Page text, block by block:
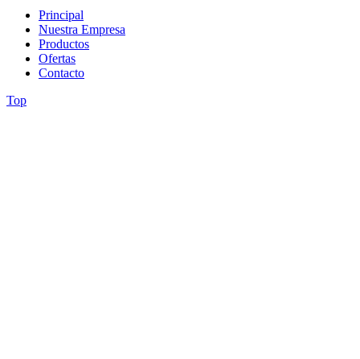
Principal
Nuestra Empresa
Productos
Ofertas
Contacto
Top